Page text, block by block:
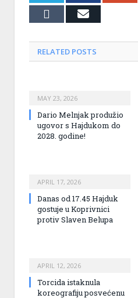
TumblrEmail
RELATED POSTS
MAY 23, 2026
Dario Melnjak produžio
ugovor s Hajdukom do
2028. godine!
APRIL 17, 2026
Danas od 17.45 Hajduk
gostuje u Koprivnici
protiv Slaven Belupa
APRIL 12, 2026
Torcida istaknula
koreografiju posvećenu